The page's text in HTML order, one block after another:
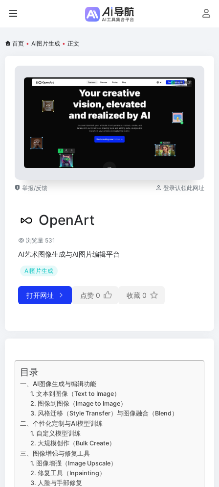
首页 • AI图片生成 • 正文
举报/反馈 登录认领此网址
OpenArt
浏览量 531
AI艺术图像生成与AI图片编辑平台
AI图片生成
打开网址 点赞 0 收藏 0
目录
一、AI图像生成与编辑功能
1. 文本到图像（Text to Image）
2. 图像到图像（Image to Image）
3. 风格迁移（Style Transfer）与图像融合（Blend）
二、个性化定制与AI模型训练
1. 自定义模型训练
2. 大规模创作（Bulk Create）
三、图像增强与修复工具
1. 图像增强（Image Upscale）
2. 修复工具（Inpainting）
3. 人脸与手部修复